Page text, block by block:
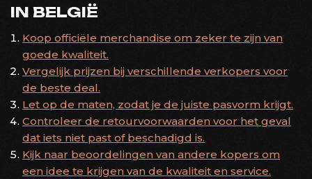
IN BELGIË
Koop officiële merchandise om zeker te zijn van
goede kwaliteit.
Vergelijk prijzen bij verschillende verkopers voor
de beste deal.
Let op de maten, zodat je de juiste pasvorm krijgt.
Controleer de retourvoorwaarden voor het geval
dat iets niet past of beschadigd is.
Kijk naar beoordelingen van andere kopers om
een idee te krijgen van de kwaliteit en service.